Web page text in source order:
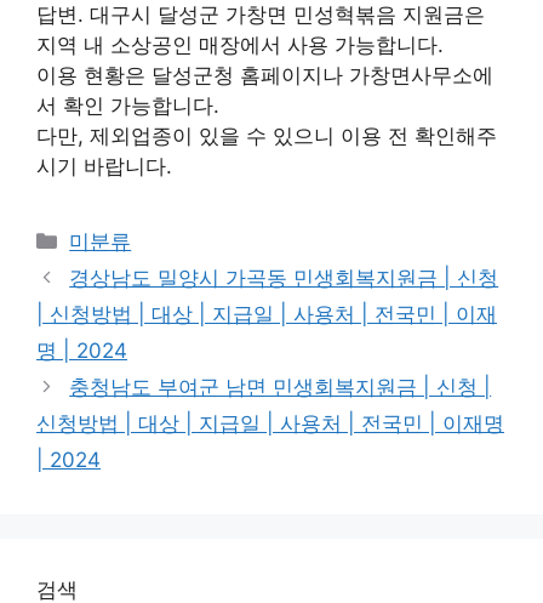
답변. 대구시 달성군 가창면 민성혁볶음 지원금은
지역 내 소상공인 매장에서 사용 가능합니다.
이용 현황은 달성군청 홈페이지나 가창면사무소에
서 확인 가능합니다.
다만, 제외업종이 있을 수 있으니 이용 전 확인해주
시기 바랍니다.
Categories
미분류
경상남도 밀양시 가곡동 민생회복지원금 | 신청
| 신청방법 | 대상 | 지급일 | 사용처 | 전국민 | 이재
명 | 2024
충청남도 부여군 남면 민생회복지원금 | 신청 |
신청방법 | 대상 | 지급일 | 사용처 | 전국민 | 이재명
| 2024
검색